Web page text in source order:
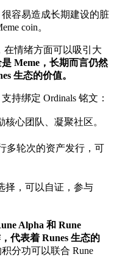
容易造成长期建设的脏
coin。
在情绪方面可以吸引大
Meme，长期而言仍然
生态的价值。
持绑定 Ordinals 铭文：
心团队、凝聚社区。
多轮次的资产发行，可
择，可以自证，参与
Alpha 和 Rune
代表着 Runes 生态的
分功可以联合 Rune